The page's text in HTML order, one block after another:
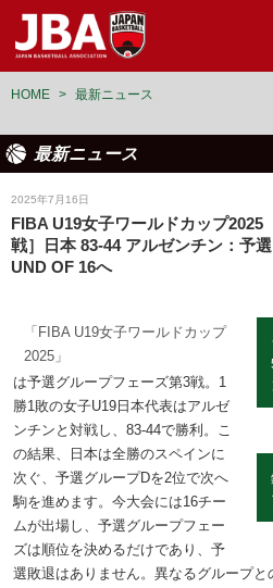
HOME > 最新ニュース
最新ニュース
2025年7月16日
FIBA U19女子ワールドカップ2025
戦］日本 83-44 アルゼンチン：予
UND OF 16へ
「FIBA U19女子ワールドカップ
2025」
は予選グループフェーズ第3戦。1
勝1敗の女子U19日本代表はアルゼ
ンチンと対戦し、83-44で勝利。こ
の結果、日本は全勝のスペインに
次ぐ、予選グループDを2位で次へ
駒を進めます。今大会には16チー
ムが出場し、予選グループフェー
ズは順位を決めるだけであり、予
選敗退はありません。異なるグループ